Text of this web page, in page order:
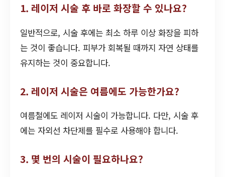
1. 레이저 시술 후 바로 화장할 수 있나요?
일반적으로, 시술 후에는 최소 하루 이상 화장을 피하
는 것이 좋습니다. 피부가 회복될 때까지 자연 상태를
유지하는 것이 중요합니다.
2. 레이저 시술은 여름에도 가능한가요?
여름철에도 레이저 시술이 가능합니다. 다만, 시술 후
에는 자외선 차단제를 필수로 사용해야 합니다.
3. 몇 번의 시술이 필요하나요?